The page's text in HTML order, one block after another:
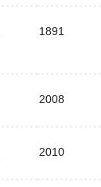
1891
2008
2010